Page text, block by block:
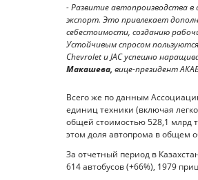
- Развитие автопроизводства
экспорт. Это привлекает
себестоимости, созданию
Устойчивым спросом
Chevrolet и JAC успешно
Макашева, вице-президент
Всего же по данным
единиц техники (включая
общей стоимостью 528,1 млрд
этом доля автопрома в общем
За отчетный период в
614 автобусов (+66%), 1979